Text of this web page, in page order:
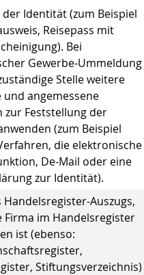
der Identität (zum Beispiel
Reisepass mit
Bei
Gewerbe-Ummeldung
Stelle weitere
und angemessene
zur Feststellung der
(zum Beispiel
die elektronische
De-Mail oder eine
zur Identität).
Handelsregister-Auszugs,
Firma im Handelsregister
ist (ebenso:
Stiftungsverzeichnis)